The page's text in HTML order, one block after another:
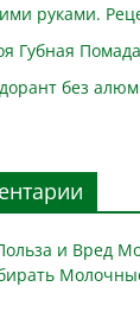
руками.
Губная
без
и Вред